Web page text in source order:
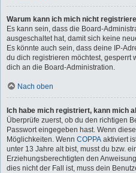
Warum kann ich mich nicht
Es kann sein, dass die Board-
ausgeschaltet hat, damit sich keine
Es könnte auch sein, dass deine IP-
du dich registrieren möchtest, gesperrt
dich an die Board-Administration.
Nach oben
Ich habe mich registriert, kann mich
Überprüfe zuerst, ob du den richtigen
Passwort eingegeben hast. Wenn
Möglichkeiten. Wenn COPPA aktiviert
unter 13 Jahre alt bist, musst du bzw.
Erziehungsberechtigten den
dies nicht der Fall ist, muss dein